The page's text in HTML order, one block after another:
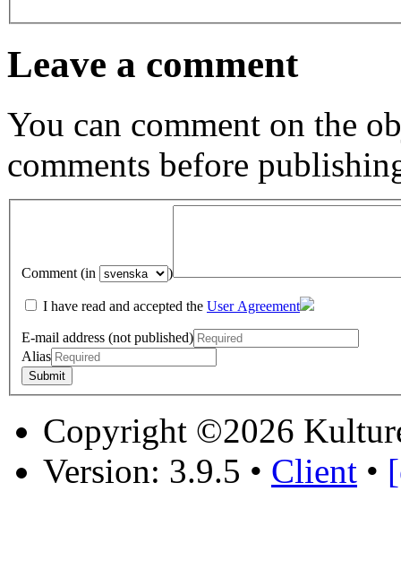
Leave a comment
You can comment on the
comments before
Comment (in )
I have read and accepted the User Agreement
E-mail address (not published)
Alias
Copyright ©2026
Version: 3.9.5 • Client •